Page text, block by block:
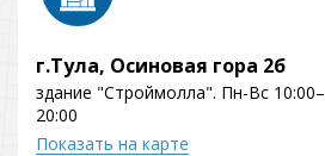
г.Тула, Осиновая гора 2б
здание "Строймолла". Пн-Вс 10:00–
20:00
Показать на карте